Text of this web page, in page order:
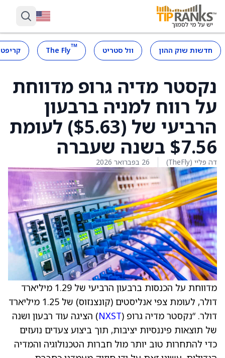
חדשות שוק ההון וול סטריט ™
The Fly
נקסטר מדיה גרופ מדווחת
על רווח למניה ברבעון
הרביעי של ($5.63) לעומת
$7.56 בשנה שעברה
דה פליי (TheFly) 26 בפברואר 2026
מדווחת על הכנסות ברבעון הרביעי של 1.29 מיליארד
דולר, לעומת צפי אנליסטים (קונצנזוס) של 1.25 מיליארד
דולר. “נקסטר מדיה גרופ (NXST) הציגה עוד רבעון ושנה
של תוצאות פיננסיות יציבות, תוך ביצוע צעדים נועזים
כדי להתחרות טוב יותר מול חברות הטכנולוגיה והמדיה